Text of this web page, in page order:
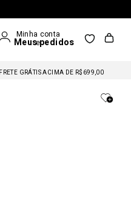
FRETE GRÁTIS ACIMA DE R$699,00
NAS COMPRAS A PARTIR DE R$699
FRETE GRÁTIS ACIMA DE R$699,00